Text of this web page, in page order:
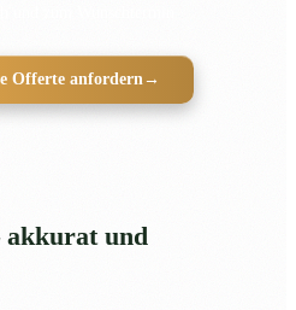
Offerte anfordern→
akkurat und